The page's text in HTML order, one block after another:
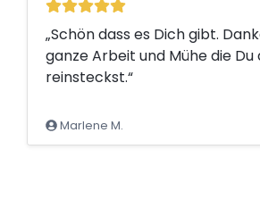
„Schön dass es Dich gibt.
ganze Arbeit und Mühe die Du
reinsteckst.“
Marlene M.